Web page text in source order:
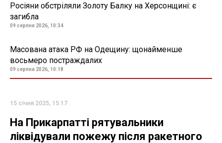
Росіяни обстріляли Золоту Балку на Херсонщині: є
загибла
09 серпня 2026, 10:34
Масована атака РФ на Одещину: щонайменше
восьмеро постраждалих
09 серпня 2026, 10:18
15 січня 2025, 15:17
На Прикарпатті рятувальники
ліквідували пожежу після ракетного